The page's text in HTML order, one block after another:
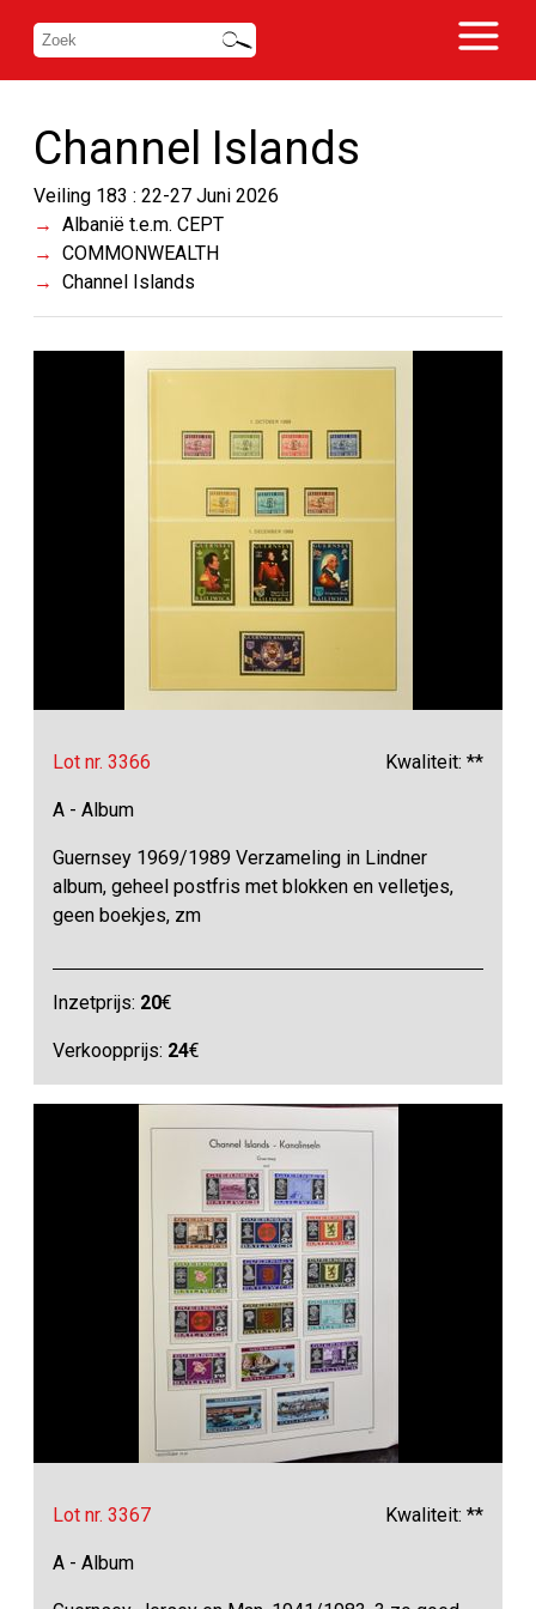
Channel Islands
Veiling 183 : 22-27 Juni 2026
Albanië t.e.m. CEPT
COMMONWEALTH
Channel Islands
Lot nr. 3366 Kwaliteit: **
A - Album
Guernsey 1969/1989 Verzameling in Lindner
album, geheel postfris met blokken en velletjes,
geen boekjes, zm
Inzetprijs: 20€
Verkoopprijs: 24€
Lot nr. 3367 Kwaliteit: **
A - Album